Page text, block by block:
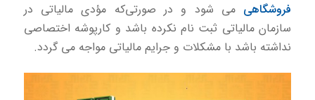
فروشگاهی می شود و در صورتی‌كه مؤدی مالیاتی در
سازمان مالیاتی ثبت نام نكرده باشد و کارپوشه اختصاصی
نداشته باشد با مشكلات و جرایم مالیاتی مواجه می گردد.